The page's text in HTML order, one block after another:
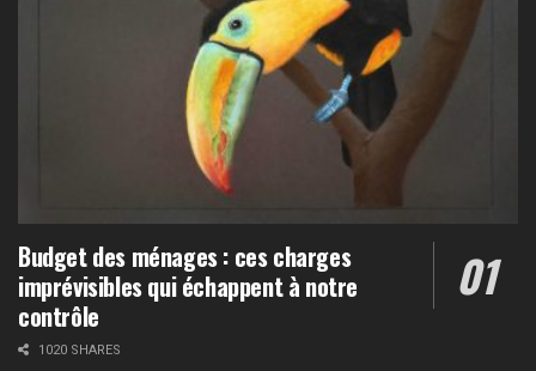
Budget des ménages : ces charges
imprévisibles qui échappent à notre
contrôle
1020 SHARES